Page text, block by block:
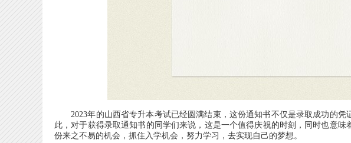
2023年的山西省专升本考试已经圆满结束，这份通知书不仅是录取成功的凭
此，对于获得录取通知书的同学们来说，这是一个值得庆祝的时刻，同时也意
份来之不易的机会，抓住入学机会，努力学习，去实现自己的梦想。